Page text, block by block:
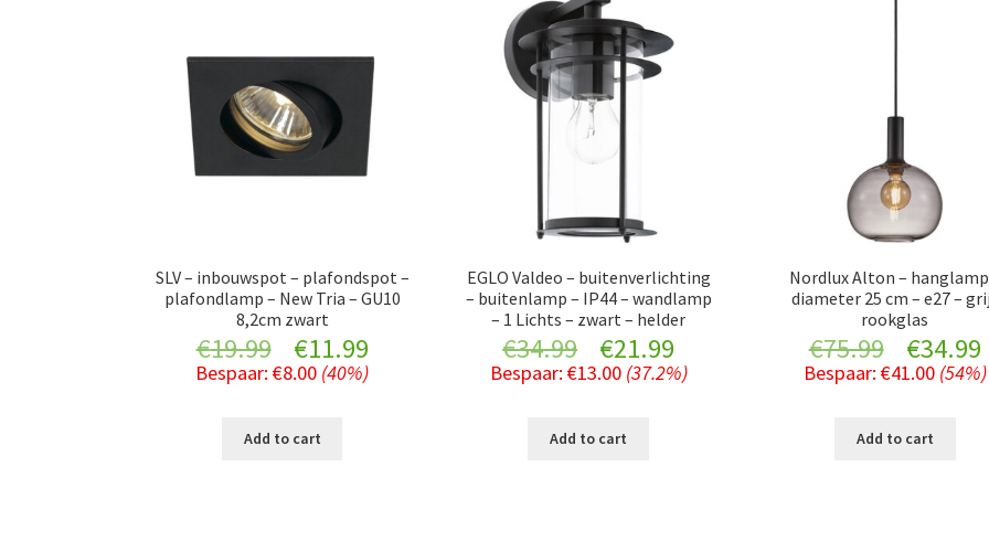
SLV – inbouwspot – plafondspot –
plafondlamp – New Tria – GU10
8,2cm zwart
€19.99
Original
price
was:
€11.99Current
Bespaar:€8.00 (40%)
Add to cart
EGLO Valdeo – buitenverlichting
– buitenlamp – IP44 – wandlamp
– 1 Lichts – zwart – helder
€34.99
Original
price
was:
€21.99
price
Bespaar: €13.00 (37.2%)
Add to cart
Nordlux Alton –
diameter 25 cm – e27 –
rookglas
€75.99
Original
price
was:
€34.99
Bespaar: €41.00 (54%)
Add to cart